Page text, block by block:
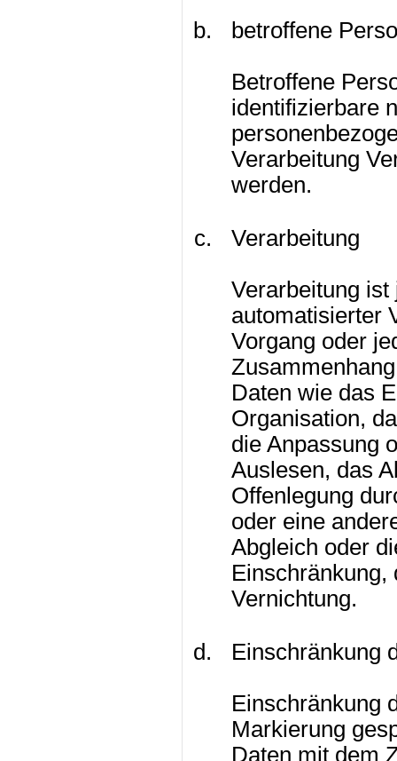
betroffene
Betroffene
identifizierbare
Verarbeitung
werden.
Verarbeitung
Verarbeitung
automatisierter
Vorgang oder
Daten wie das
Organisation,
die Anpassung
Auslesen, das
Offenlegung
oder eine
Abgleich oder
Einschränkung,
Vernichtung.
Einschränkung
Einschränkung
Markierung
Daten mit dem